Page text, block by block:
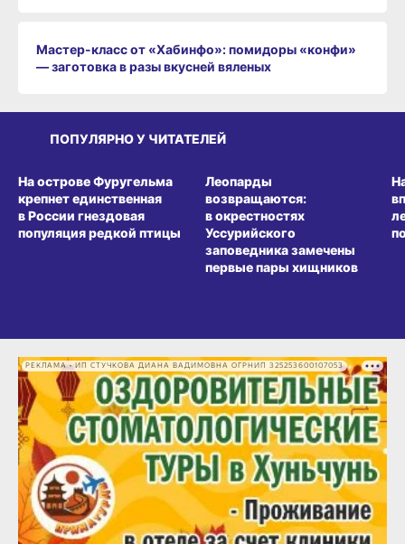
Мастер-класс от «Хабинфо»: помидоры «конфи»
— заготовка в разы вкусней вяленых
ПОПУЛЯРНО У ЧИТАТЕЛЕЙ
На острове Фуругельма
крепнет единственная
в России гнездовая
популяция редкой птицы
Леопарды
возвращаются:
в окрестностях
Уссурийского
заповедника замечены
первые пары хищников
РЕКЛАМА • ИП СТУЧКОВА ДИАНА ВАДИМОВНА ОГРНИП 325253600107053